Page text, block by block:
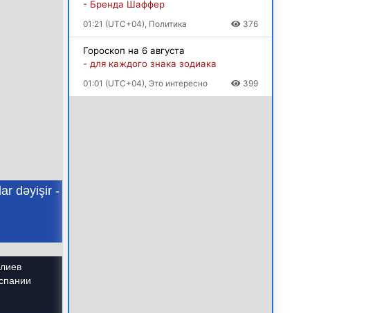
- Бренда Шаффер
01:21 (UTC+04), Политика 376
Гороскоп на 6 августа
- для каждого знака зодиака
01:01 (UTC+04), Это интересно 399